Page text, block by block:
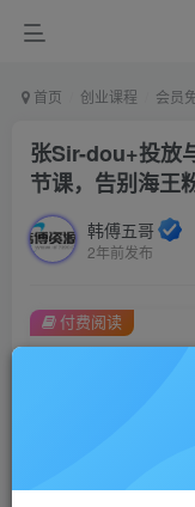
首页 创业课程 会员
张Sir-dou+投放
节课，告别海王
韩傅五哥
2年前发布
付费阅读